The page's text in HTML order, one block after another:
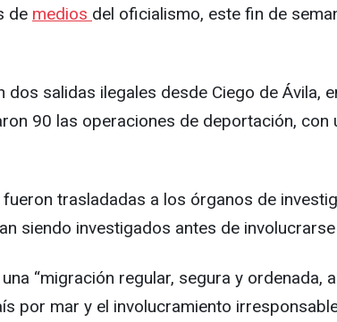
de medios del oficialismo, este fin de
salidas ilegales desde Ciego de Ávila,
90 las operaciones de deportación,
trasladadas a los órganos de
siendo investigados antes de
“migración regular, segura y ordenada,
por mar y el involucramiento